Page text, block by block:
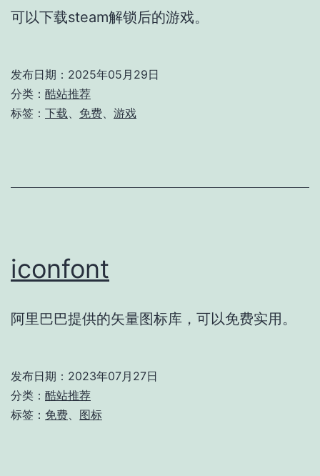
可以下载steam解锁后的游戏。
发布日期： 2025年05月29日
分类： 酷站推荐
标签： 下载 免费 游戏
iconfont
阿里巴巴提供的矢量图标库，可以免费实用。
发布日期： 2023年07月27日
分类： 酷站推荐
标签： 免费 图标